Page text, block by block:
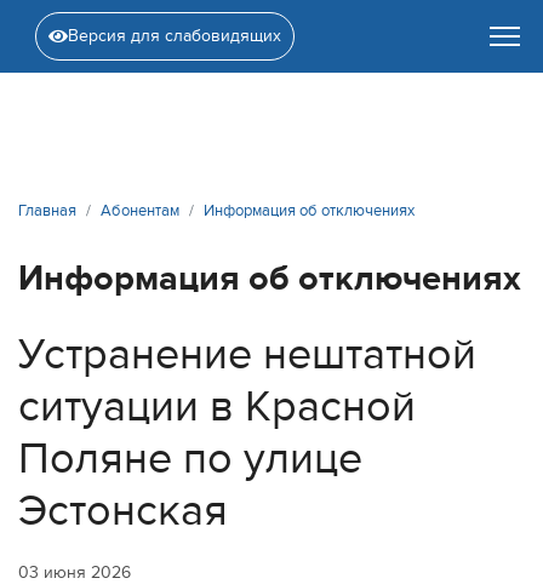
Версия для слабовидящих
Главная Абонентам Информация об отключениях
Информация об отключениях
Устранение нештатной
ситуации в Красной
Поляне по улице
Эстонская
03 июня 2026